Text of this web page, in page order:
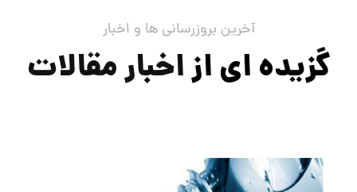
آخرین بروزرسانی ها و اخبار
گزیده ای ازاخبار مقالات